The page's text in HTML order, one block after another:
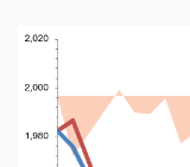
TRÁI
PHIẾU